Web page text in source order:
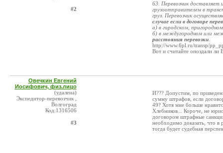
#2
63. Перевозчик доставляет
грузоотправителем в
груз. Перевозчик
случае если в договоре
а) в городском,
б) в междугородном или
расстояния перевозки
http://www.6pl.ru/transp/
Вот и считайте опоздали ли
Овечкин Евгений
Иосифович, физ.лицо
(удалена)
Экспедитор-перевозчик ,
Волгоград
Код:1316506
#3
И??? Допустим, по
сумму штрафов, если
49? Хотя мне больше
Хлебников... Короче, не
договором штрафные
необходимо доказать, что
тогда будет судебная